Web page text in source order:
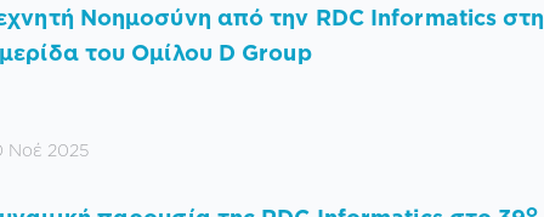
Νοημοσύνη από την RDC Informatics
του Ομίλου D Group
Νοέ 2025
ο